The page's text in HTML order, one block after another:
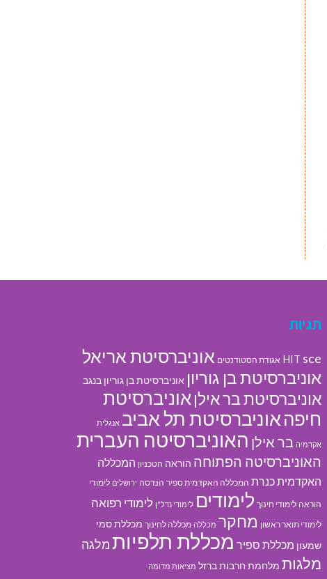
תגיות
HIT sce אגודת הסטודנטים אוניברסיטת אריאל
אוניברסיטת בן גוריון אוניברסיטת בן גוריון בנגב
אוניברסיטת בר אילן אוניברסיטת
חיפהאוניברסיטת תל אביב אנגלית
אקדמיה בר אילן האוניברסיטה העברית
האוניברסיטה הפתוחה הוראה הטכניון המכללה
האקדמית כנרת המכללה האקדמית ספיר הנדסה ירושלים לימודי
הוראה לימודי חינוך לימודים לימודי נדל"ן לימודי רפואה
לימודי תואר ראשון מחקר מכללה מכללה לחינוך מכללת סמי
שמעון מכללת ספיר מכללת תלפיותמלגה
מלגות מלחמת חרבות ברזל מציאות מדומה